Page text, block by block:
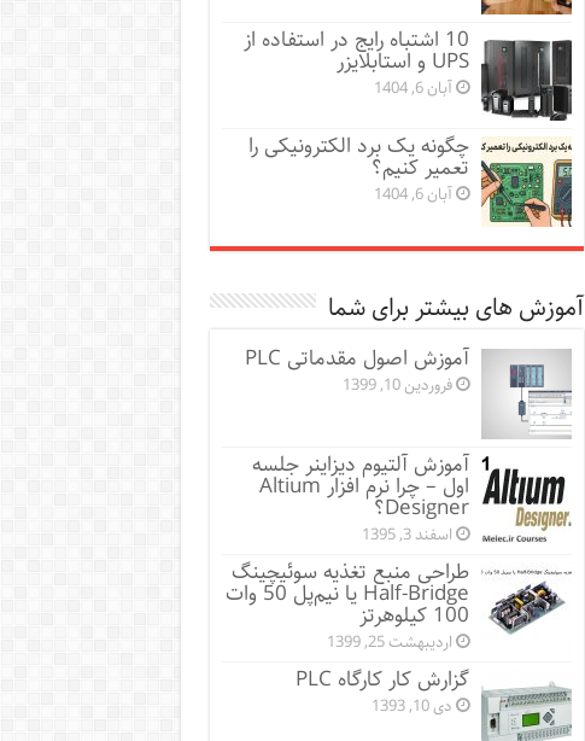
10 اشتباه رایج در استفاده از
UPS و استابلایزر
آبان 6, 1404
چگونه یک برد الکترونیکی را
تعمیر کنیم؟
آبان 6, 1404
آموزش های بیشتر برای شما
آموزش اصول مقدماتی PLC
فروردین 10, 1399
آموزش آلتیوم دیزاینر جلسه
اول – چرا نرم افزار Altium
Designer؟
اسفند 3, 1395
طراحی منبع تغذیه سوئیچینگ
Half-Bridge یا نیم‌پل 50 وات
100 کیلوهرتز
اردیبهشت 25, 1399
گزارش کار کارگاه PLC
دی 10, 1393